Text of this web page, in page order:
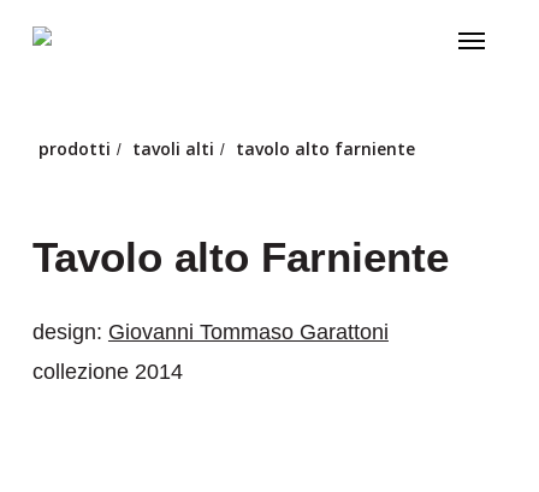
Menu
prodotti / tavoli alti / tavolo alto farniente
Tavolo alto Farniente
design: Giovanni Tommaso Garattoni
collezione 2014